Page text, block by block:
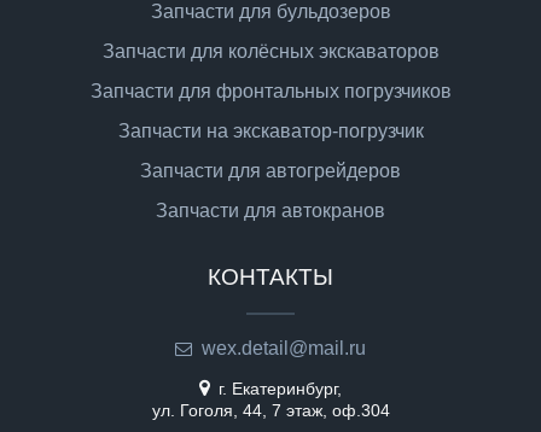
Запчасти для бульдозеров
Запчасти для колёсных экскаваторов
Запчасти для фронтальных погрузчиков
Запчасти на экскаватор-погрузчик
Запчасти для автогрейдеров
Запчасти для автокранов
КОНТАКТЫ
wex.detail@mail.ru
г. Екатеринбург,
ул. Гоголя, 44, 7 этаж, оф.304